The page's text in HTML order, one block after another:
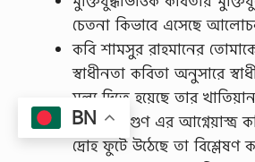
চেতনা কিভাবে এসেছে
কবি শামসুর রাহমানের
স্বাধীনতা কবিতা অনুসারে
মূল্য দিতে হয়েছে তার
নির্মুলেন্দু গুণ এর আগ্নেয়াস্ত্র
দ্রোহ ফুটে উঠেছে তা বিশ্লেষণ
BN